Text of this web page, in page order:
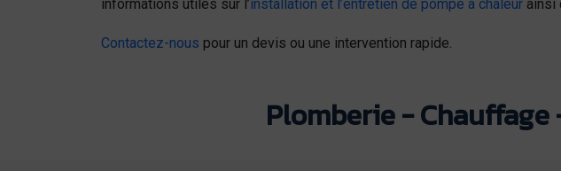
informations utiles sur l’installation et l’entretien de pompe à chaleur ainsi
Contactez-nous pour un devis ou une intervention rapide.
Plomberie -